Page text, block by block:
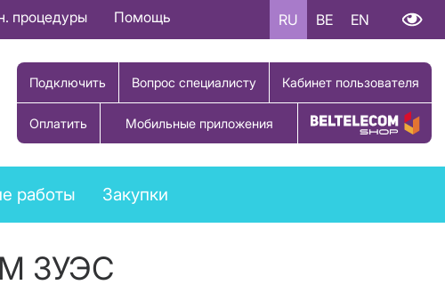
процедуры Помощь RU BE EN
Подключить Вопрос специалисту Кабинет пользователя
Оплатить Мобильные приложения Купить товар
работы Закупки
ЗУЭС